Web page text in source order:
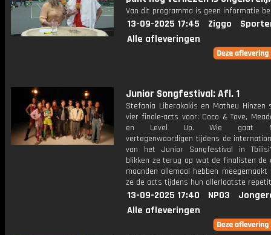
Van dit programma is geen informatie
13-09-2025 17:45 Ziggo
Alle afleveringen
Junior Songfestival: Afl. 1
Stefania Liberakakis en Matheu Hinzen
vier finale-acts voor: Coco & Tove,
en Level Up. Wie gaat
vertegenwoordigen tijdens de
van het Junior Songfestival in
blikken ze terug op wat de finalisten de
maanden allemaal hebben meegemaakt
ze de acts tijdens hun allerlaatste
13-09-2025 17:40 NPO3
Alle afleveringen